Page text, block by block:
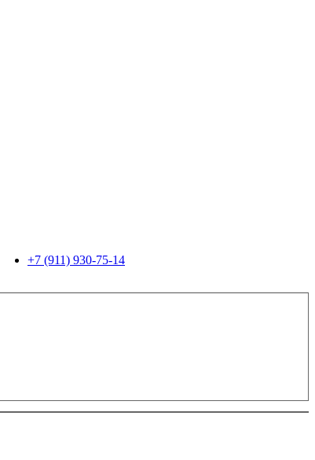
+7 (911) 930-75-14